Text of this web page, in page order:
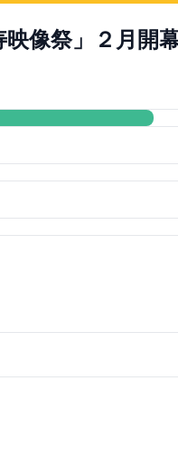
像祭」２月開幕